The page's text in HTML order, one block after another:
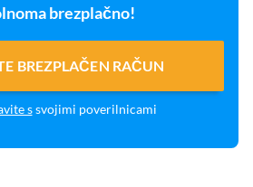
brezplačno!
BREZPLAČEN RAČUN
ssvojimi poverilnicami